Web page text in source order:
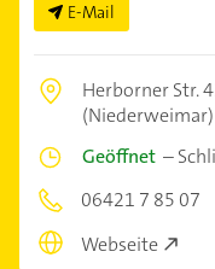
E-Mail
Herborner Str.
(Niederweimar)
Geöffnet –
06421 7 85 07
Webseite